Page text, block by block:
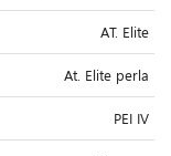
AT. Elite
At. Elite perla
PEI IV